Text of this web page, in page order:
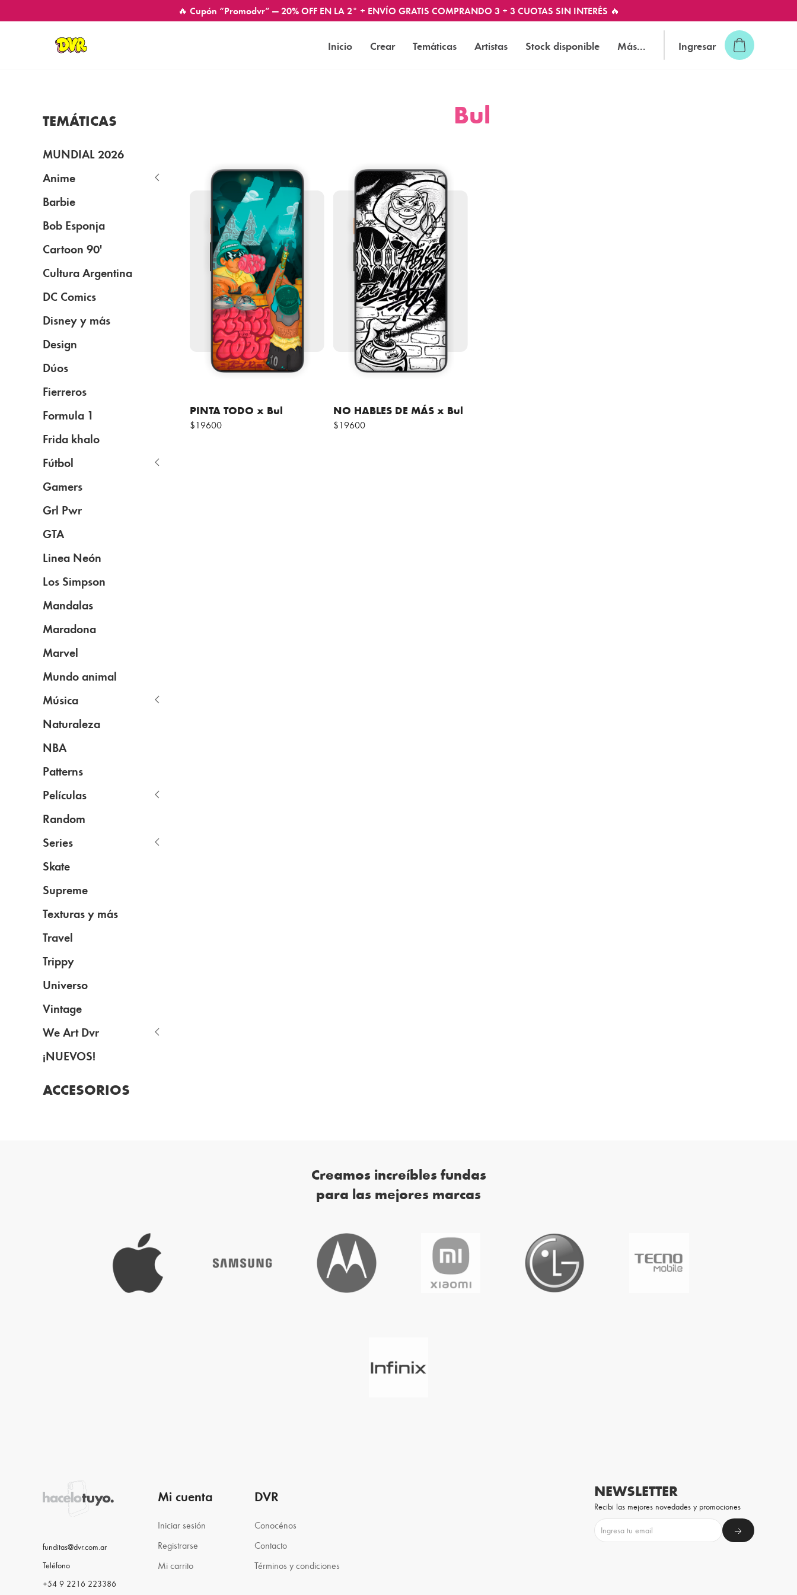
🔥 Cupón “Promodvr” — 20% OFF EN LA 2° + ENVÍO GRATIS COMPRANDO 3 + 3 CUOTAS SIN INTERÉS 🔥
Inicio Crear Temáticas Artistas Stock disponible Más... Ingresar
Bul
PINTA TODO x Bul
$19600
NO HABLES DE MÁS x Bul
$19600
TEMÁTICAS
MUNDIAL 2026
Anime
Barbie
Bob Esponja
Cartoon 90'
Cultura Argentina
DC Comics
Disney y más
Design
Dúos
Fierreros
Formula 1
Frida khalo
Fútbol
Gamers
Grl Pwr
GTA
Linea Neón
Los Simpson
Mandalas
Maradona
Marvel
Mundo animal
Música
Naturaleza
NBA
Patterns
Películas
Random
Series
Skate
Supreme
Texturas y más
Travel
Trippy
Universo
Vintage
We Art Dvr
¡NUEVOS!
ACCESORIOS
Creamos increíbles fundas
para las mejores marcas
funditas@dvr.com.ar
Teléfono
+54 9 2216 223386
Mi cuenta
Iniciar sesión
Registrarse
Mi carrito
DVR
Conocénos
Contacto
Términos y condiciones
NEWSLETTER
Recibi las mejores novedades y promociones